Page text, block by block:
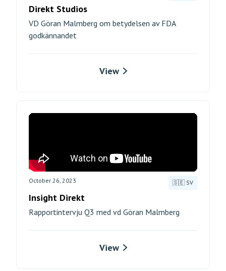
Direkt Studios
VD Göran Malmberg om betydelsen av FDA
godkännandet
View
October 26, 2023 🇸🇪 SV
Insight Direkt
Rapportintervju Q3 med vd Göran Malmberg
View